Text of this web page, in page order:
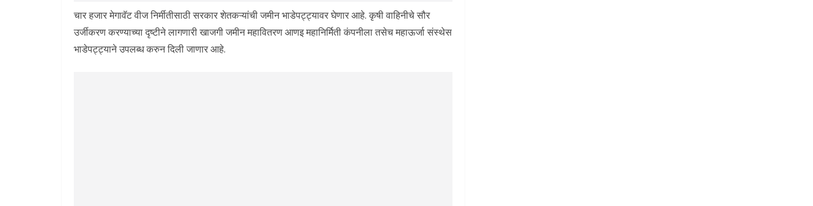
चार हजार मेगावॅट वीज निर्मीतीसाठी सरकार शेतकऱ्यांची जमीन भाडेपट्ट्यावर घेणार आहे. कृषी वाहिनीचे सौर
उर्जीकरण करण्याच्या दृष्टीने लागणारी खाजगी जमीन महावितरण आणइ महानिर्मिती कंपनीला तसेच महाऊर्जा संस्थेस
भाडेपट्ट्याने उपलब्ध करुन दिली जाणार आहे.